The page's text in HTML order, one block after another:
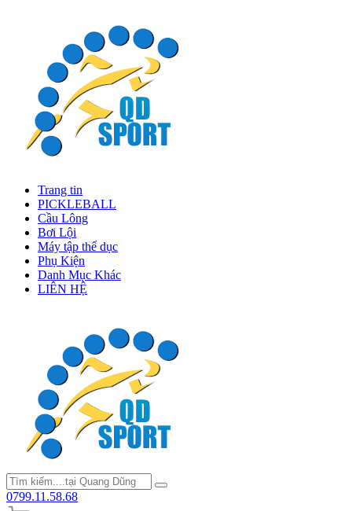
Trang tin
PICKLEBALL
Cầu Lông
Bơi Lội
Máy tập thể dục
Phụ Kiện
Danh Mục Khác
LIÊN HỆ
0799.11.58.68